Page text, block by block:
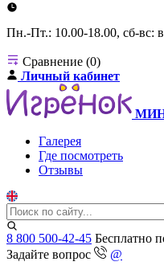
Пн.-Пт.: 10.00-18.00, сб-вс:
Сравнение (0)
Личный кабинет
Галерея
Где посмотреть
Отзывы
8 800 500-42-45 Бесплатно
Задайте вопрос
@